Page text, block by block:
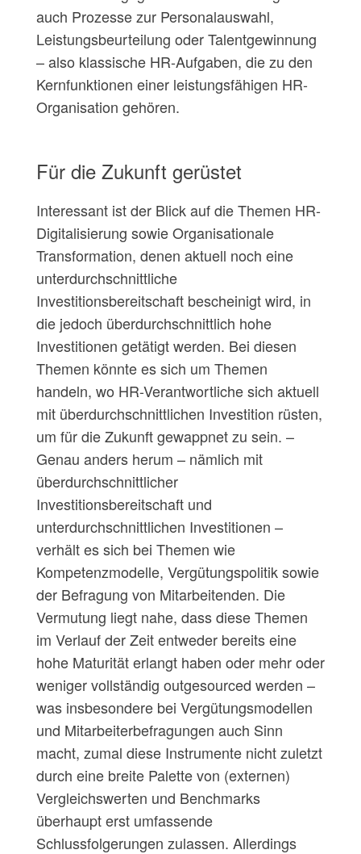
auch Prozesse zur Personalauswahl,
Leistungsbeurteilung oder Talentgewinnung
– also klassische HR-Aufgaben, die zu den
Kernfunktionen einer leistungsfähigen HR-
Organisation gehören.
Für die Zukunft gerüstet
Interessant ist der Blick auf die Themen HR-
Digitalisierung sowie Organisationale
Transformation, denen aktuell noch eine
unterdurchschnittliche
Investitionsbereitschaft bescheinigt wird, in
die jedoch überdurchschnittlich hohe
Investitionen getätigt werden. Bei diesen
Themen könnte es sich um Themen
handeln, wo HR-Verantwortliche sich aktuell
mit überdurchschnittlichen Investition rüsten,
um für die Zukunft gewappnet zu sein. –
Genau anders herum – nämlich mit
überdurchschnittlicher
Investitionsbereitschaft und
unterdurchschnittlichen Investitionen –
verhält es sich bei Themen wie
Kompetenzmodelle, Vergütungspolitik sowie
der Befragung von Mitarbeitenden. Die
Vermutung liegt nahe, dass diese Themen
im Verlauf der Zeit entweder bereits eine
hohe Maturität erlangt haben oder mehr oder
weniger vollständig outgesourced werden –
was insbesondere bei Vergütungsmodellen
und Mitarbeiterbefragungen auch Sinn
macht, zumal diese Instrumente nicht zuletzt
durch eine breite Palette von (externen)
Vergleichswerten und Benchmarks
überhaupt erst umfassende
Schlussfolgerungen zulassen. Allerdings